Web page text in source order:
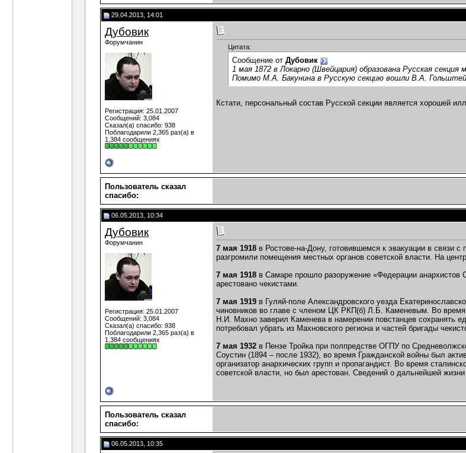
29.04.2013, 14:01
Дубовик
Форумчанин
Регистрация: 25.01.2007
Сообщений: 3,084
Сказал(а) спасибо: 938
Поблагодарили 2,365 раз(а) в
1,384 сообщениях
Цитата:
Сообщение от Дубовик
1 мая 1872 в Локарно (Швейцария) образована Русская секция
Помимо М.А. Бакунина в Русскую секцию вошли В.А.
Кстати, персональный состав Русской секции является хорошей
Пользователь сказал
cпасибо:
06.05.2013, 10:34
Дубовик
Форумчанин
Регистрация: 25.01.2007
Сообщений: 3,084
Сказал(а) спасибо: 938
Поблагодарили 2,365 раз(а) в
1,384 сообщениях
7 мая 1918 в Ростове-на-Дону, готовившемся к эвакуации в связи
разгромили помещения местных органов советской власти. На
7 мая 1918 в Самаре прошло разоружение «Федерации анархистов
арестовано чекистами.
7 мая 1919 в Гуляй-поле Александровского уезда
чиновников во главе с членом ЦК РКП(б) Л.Б. Каменевым. Во время
Н.И. Махно заверил Каменева в намерении повстанцев сохранять
потребовал убрать из Махновского региона и частей бригады
7 мая 1932 в Пензе Тройка при полпредстве ОГПУ по
Соустин (1894 – после 1932), во время Гражданской войны был
организатор анархических групп и пропагандист. Во время
советской власти, но был арестован. Сведений о дальнейшей
Пользователь сказал
cпасибо:
06.05.2013, 10:35